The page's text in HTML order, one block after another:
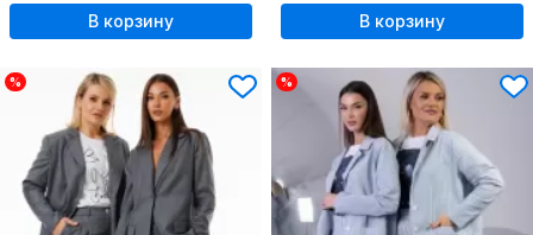
В корзину В корзину
% %